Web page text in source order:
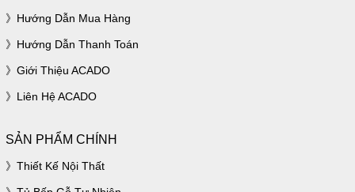
Hướng Dẫn Mua Hàng
Hướng Dẫn Thanh Toán
Giới Thiệu ACADO
Liên Hệ ACADO
SẢN PHẨM CHÍNH
Thiết Kế Nội Thất